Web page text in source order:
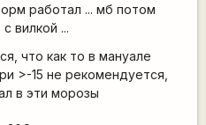
работал ... мб потом
вилкой ...
что как то в мануале
>-15 не рекомендуется,
в эти морозы